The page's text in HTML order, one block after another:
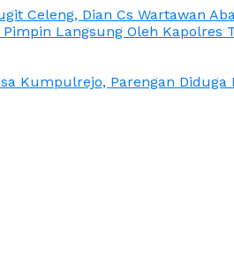
Celeng, Dian Cs Wartawan
Langsung Oleh Kapolres
Kumpulrejo, Parengan Diduga